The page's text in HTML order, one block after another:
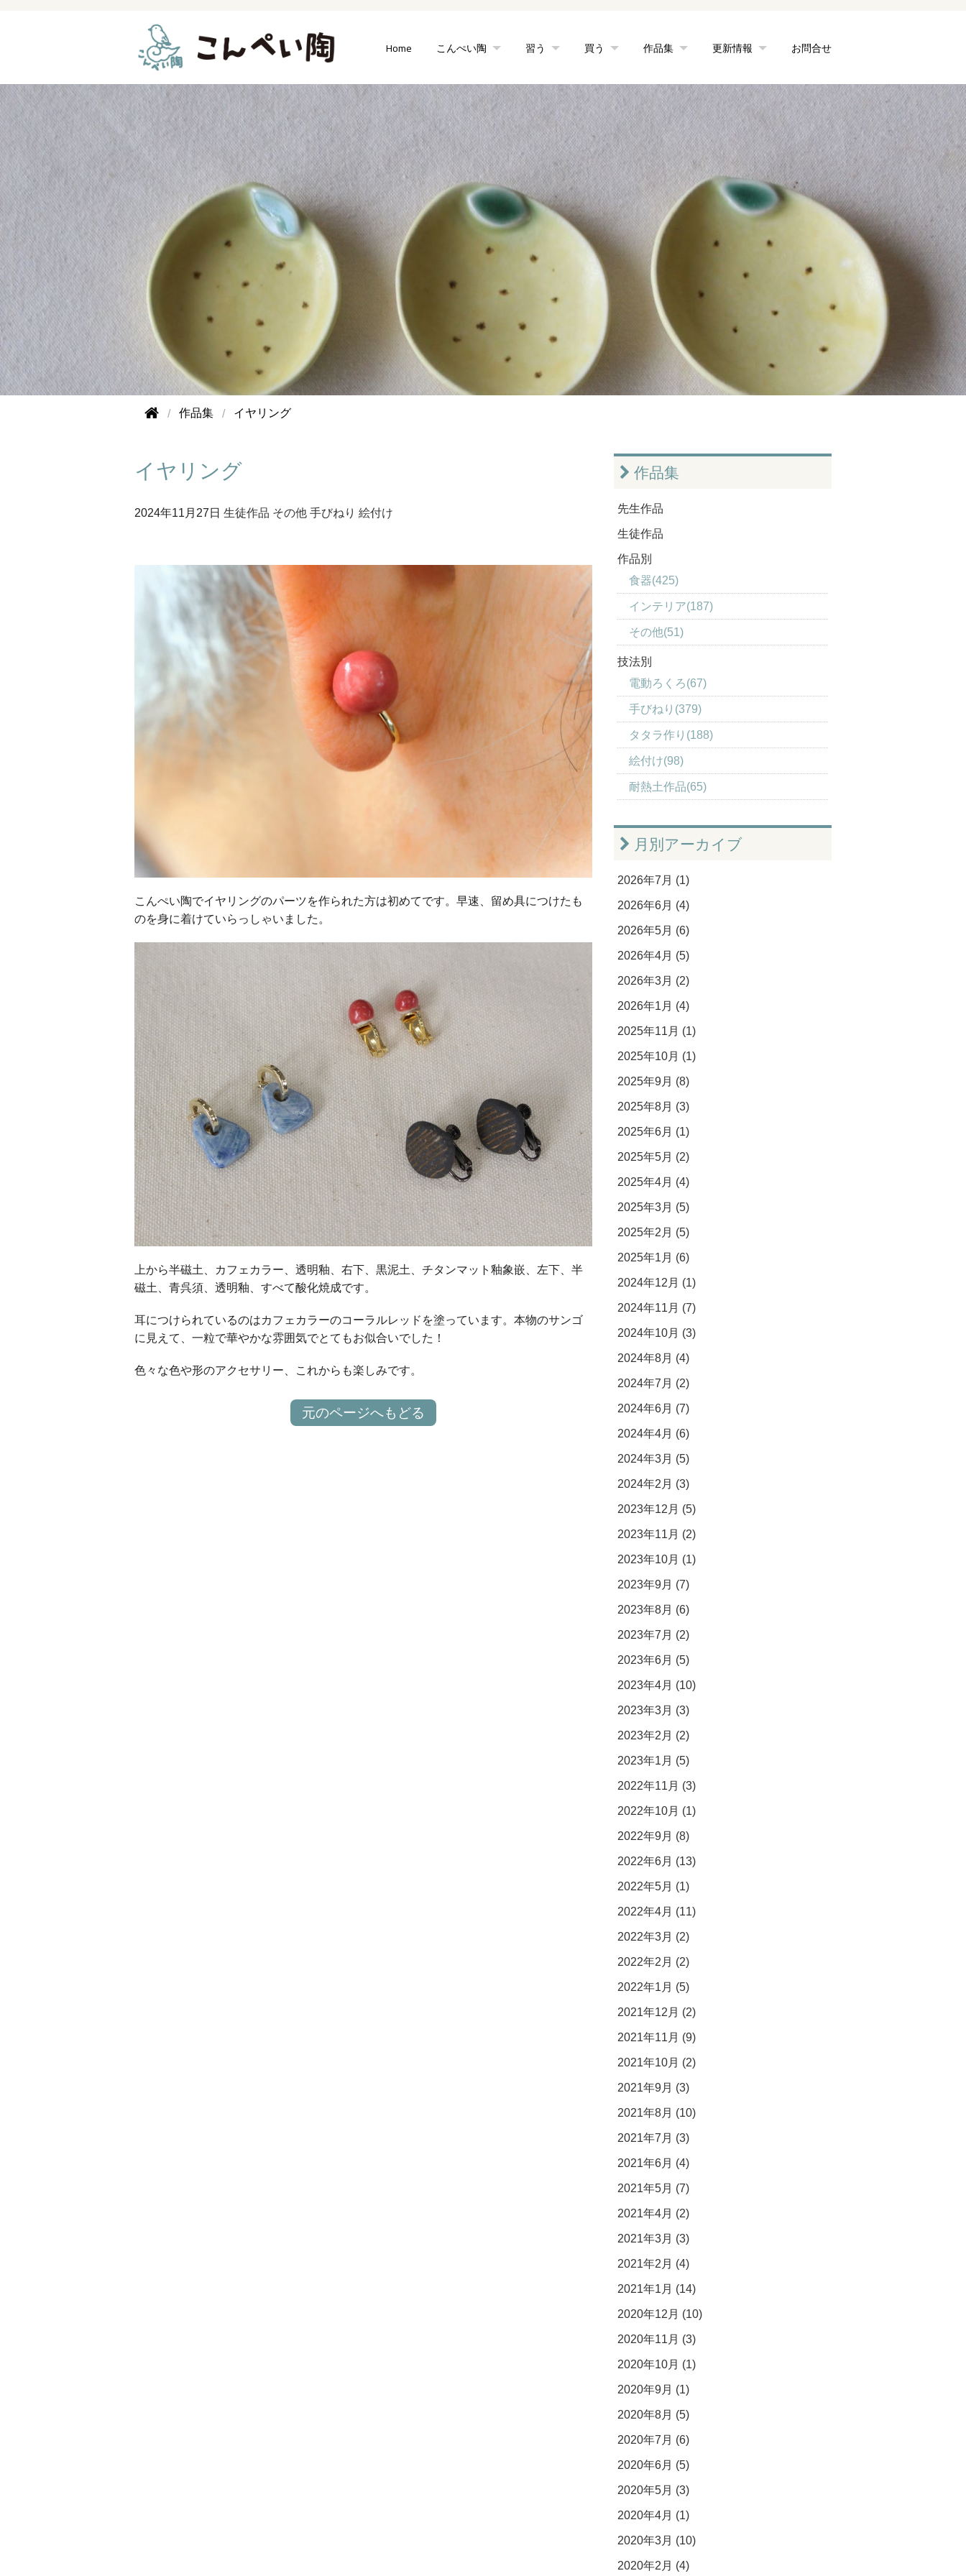
Home こんぺい陶 習う 買う 作品集 更新情報 お問合せ
作品集 イヤリング
イヤリング
2024年11月27日 生徒作品 その他 手びねり 絵付け
こんぺい陶でイヤリングのパーツを作られた方は初めてです。早速、留め具につけたも
のを身に着けていらっしゃいました。
上から半磁土、カフェカラー、透明釉、右下、黒泥土、チタンマット釉象嵌、左下、半
磁土、青呉須、透明釉、すべて酸化焼成です。
耳につけられているのはカフェカラーのコーラルレッドを塗っています。本物のサンゴ
に見えて、一粒で華やかな雰囲気でとてもお似合いでした！
色々な色や形のアクセサリー、これからも楽しみです。
元のページへもどる
作品集
先生作品
生徒作品
作品別
食器(425)
インテリア(187)
その他(51)
技法別
電動ろくろ(67)
手びねり(379)
タタラ作り(188)
絵付け(98)
耐熱土作品(65)
月別アーカイブ
2026年7月 (1)
2026年6月 (4)
2026年5月 (6)
2026年4月 (5)
2026年3月 (2)
2026年1月 (4)
2025年11月 (1)
2025年10月 (1)
2025年9月 (8)
2025年8月 (3)
2025年6月 (1)
2025年5月 (2)
2025年4月 (4)
2025年3月 (5)
2025年2月 (5)
2025年1月 (6)
2024年12月 (1)
2024年11月 (7)
2024年10月 (3)
2024年8月 (4)
2024年7月 (2)
2024年6月 (7)
2024年4月 (6)
2024年3月 (5)
2024年2月 (3)
2023年12月 (5)
2023年11月 (2)
2023年10月 (1)
2023年9月 (7)
2023年8月 (6)
2023年7月 (2)
2023年6月 (5)
2023年4月 (10)
2023年3月 (3)
2023年2月 (2)
2023年1月 (5)
2022年11月 (3)
2022年10月 (1)
2022年9月 (8)
2022年6月 (13)
2022年5月 (1)
2022年4月 (11)
2022年3月 (2)
2022年2月 (2)
2022年1月 (5)
2021年12月 (2)
2021年11月 (9)
2021年10月 (2)
2021年9月 (3)
2021年8月 (10)
2021年7月 (3)
2021年6月 (4)
2021年5月 (7)
2021年4月 (2)
2021年3月 (3)
2021年2月 (4)
2021年1月 (14)
2020年12月 (10)
2020年11月 (3)
2020年10月 (1)
2020年9月 (1)
2020年8月 (5)
2020年7月 (6)
2020年6月 (5)
2020年5月 (3)
2020年4月 (1)
2020年3月 (10)
2020年2月 (4)